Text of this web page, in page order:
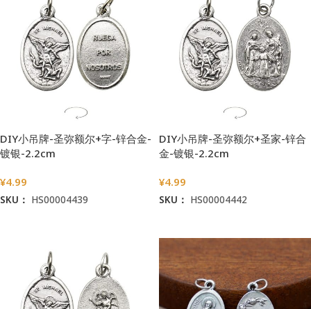
DIY小吊牌-圣弥额尔+字-锌合金-
镀银-2.2cm
¥4.99
SKU： HS00004439
DIY小吊牌-圣弥额尔+圣家-锌合
金-镀银-2.2cm
¥4.99
SKU： HS00004442